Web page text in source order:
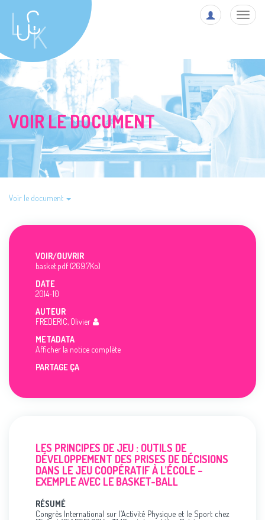
VOIR LE DOCUMENT
Voir le document
VOIR/OUVRIR
basket.pdf (269.7Ko)
DATE
2014-10
AUTEUR
FREDERIC, Olivier
METADATA
Afficher la notice complète
PARTAGE ÇA
LES PRINCIPES DE JEU : OUTILS DE
DÉVELOPPEMENT DES PRISES DE DÉCISIONS
DANS LE JEU COOPÉRATIF À L’ÉCOLE –
EXEMPLE AVEC LE BASKET-BALL
RÉSUMÉ
Congrès International sur l’Activité Physique et le Sport chez